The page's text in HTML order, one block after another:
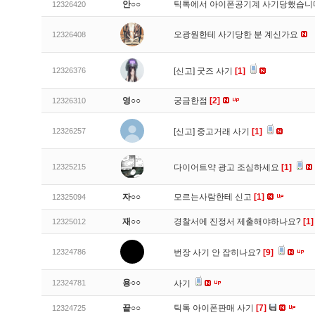
12326420 안○○ 틱톡에서 아이폰공기계 사기당했습
12326408 오광원한테 사기당한 분 계신가요
12326376 [신고] 굿즈 사기 [1]
12326310 영○○ 궁금한점 [2]
12326257 [신고] 중고거래 사기 [1]
12325215 다이어트약 광고 조심하세요 [1]
12325094 자○○ 모르는사람한테 신고 [1]
12325012 재○○ 경찰서에 진정서 제출해야하나요? [1]
12324786 번장 사기 안 잡히나요? [9]
12324781 용○○ 사기
12324725 끝○○ 틱톡 아이폰판매 사기 [7]